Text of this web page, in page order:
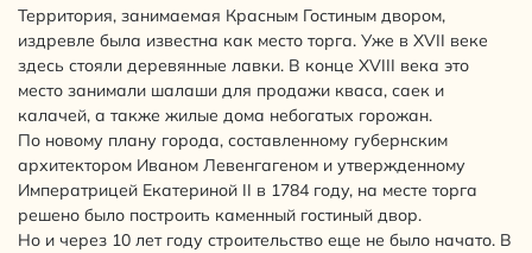
Территория, занимаемая Красным Гостиным двором,
издревле была известна как место торга. Уже в XVII веке
здесь стояли деревянные лавки. В конце XVIII века это
место занимали шалаши для продажи кваса, саек и
калачей, а также жилые дома небогатых горожан.
По новому плану города, составленному губернским
архитектором Иваном Левенгагеном и утвержденному
Императрицей Екатериной II в 1784 году, на месте торга
решено было построить каменный гостиный двор.
Но и через 10 лет году строительство еще не было начато. В